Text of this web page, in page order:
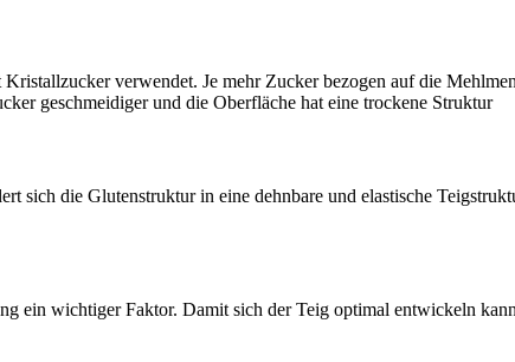
verwendet. Je mehr Zucker bezogen auf die
geschmeidiger und die Oberfläche hat eine trockene Struktur
sich die Glutenstruktur in eine dehnbare und elastische
ein wichtiger Faktor. Damit sich der Teig optimal entwickeln